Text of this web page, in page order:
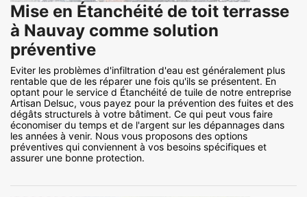
Mise en Étanchéité de toit terrasse
à Nauvay comme solution
préventive
Eviter les problèmes d'infiltration d'eau est généralement plus
rentable que de les réparer une fois qu'ils se présentent. En
optant pour le service d Étanchéité de tuile de notre entreprise
Artisan Delsuc, vous payez pour la prévention des fuites et des
dégâts structurels à votre bâtiment. Ce qui peut vous faire
économiser du temps et de l'argent sur les dépannages dans
les années à venir. Nous vous proposons des options
préventives qui conviennent à vos besoins spécifiques et
assurer une bonne protection.